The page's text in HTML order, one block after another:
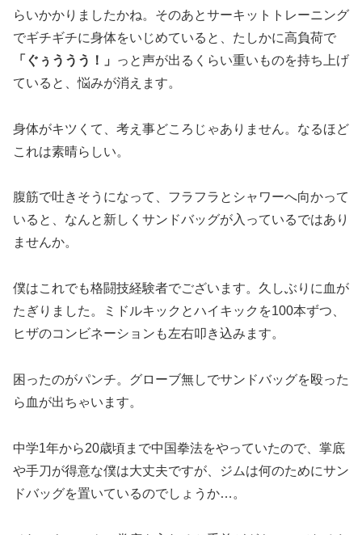
らいかかりましたかね。そのあとサーキットトレーニング
でギチギチに身体をいじめていると、たしかに高負荷で
「ぐぅううう！」
っと声が出るくらい重いものを持ち上げ
ていると、悩みが消えます。
身体がキツくて、考え事どころじゃありません。なるほど
これは素晴らしい。
腹筋で吐きそうになって、フラフラとシャワーへ向かって
いると、なんと新しくサンドバッグが入っているではあり
ませんか。
僕はこれでも格闘技経験者でございます。久しぶりに血が
たぎりました。ミドルキックとハイキックを100本ずつ、
ヒザのコンビネーションも左右叩き込みます。
困ったのがパンチ。グローブ無しでサンドバッグを殴った
ら血が出ちゃいます。
中学1年から20歳頃まで中国拳法をやっていたので、掌底
や手刀が得意な僕は大丈夫ですが、ジムは何のためにサン
ドバッグを置いているのでしょうか…。